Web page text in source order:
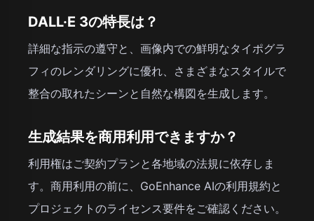
DALL·E 3の特長は？
詳細な指示の遵守と、画像内での鮮明なタイポグラ
フィのレンダリングに優れ、さまざまなスタイルで
整合の取れたシーンと自然な構図を生成します。
生成結果を商用利用できますか？
利用権はご契約プランと各地域の法規に依存しま
す。商用利用の前に、GoEnhance AIの利用規約と
プロジェクトのライセンス要件をご確認ください。